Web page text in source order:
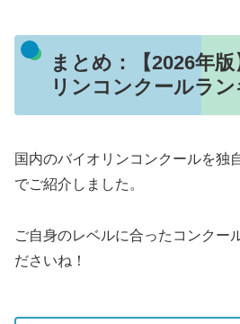
まとめ：【2026年
リンコンクールラ
国内のバイオリンコンクールを独
でご紹介しました。
ご自身のレベルに合ったコンクー
ださいね！